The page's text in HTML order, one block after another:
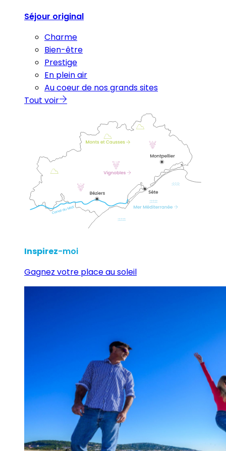
Séjour original
Charme
Bien-être
Prestige
En plein air
Au coeur de nos grands sites
Tout voir
Inspirez-moi
Gagnez votre place au soleil